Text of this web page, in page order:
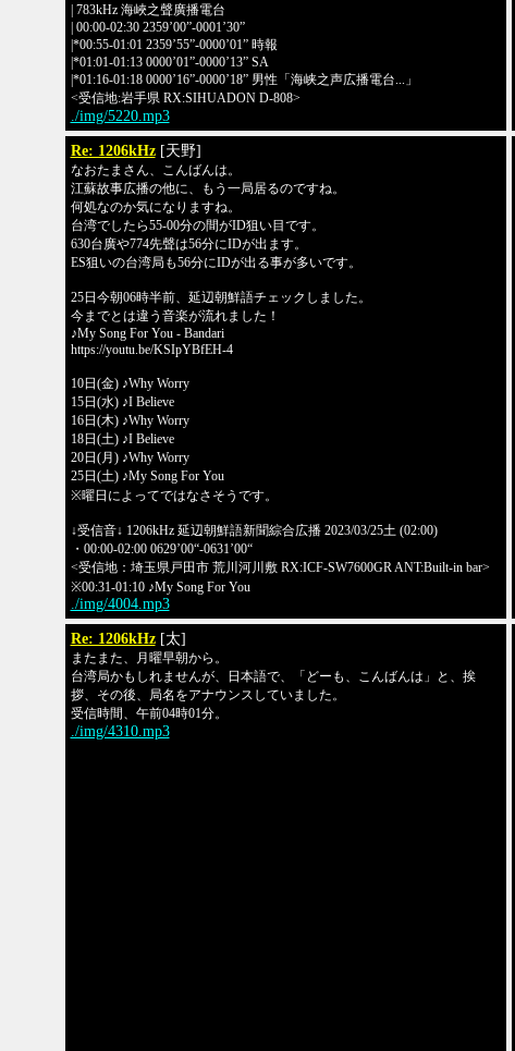
| 783kHz 海峽之聲廣播電台
| 00:00-02:30 2359’00”-0001’30”
|*00:55-01:01 2359’55”-0000’01” 時報
|*01:01-01:13 0000’01”-0000’13” SA
|*01:16-01:18 0000’16”-0000’18” 男性「海峡之声広播電台...」
<受信地:岩手県 RX:SIHUADON D-808>
./img/5220.mp3
Re: 1206kHz [天野]
なおたまさん、こんばんは。
江蘇故事広播の他に、もう一局居るのですね。
何処なのか気になりますね。
台湾でしたら55-00分の間がID狙い目です。
630台廣や774先聲は56分にIDが出ます。
ES狙いの台湾局も56分にIDが出る事が多いです。
25日今朝06時半前、延辺朝鮮語チェックしました。
今までとは違う音楽が流れました！
♪My Song For You - Bandari
https://youtu.be/KSIpYBfEH-4
10日(金) ♪Why Worry
15日(水) ♪I Believe
16日(木) ♪Why Worry
18日(土) ♪I Believe
20日(月) ♪Why Worry
25日(土) ♪My Song For You
※曜日によってではなさそうです。
↓受信音↓ 1206kHz 延辺朝鮮語新聞綜合広播 2023/03/25土 (02:00)
・00:00-02:00 0629’00“-0631’00“
<受信地：埼玉県戸田市 荒川河川敷 RX:ICF-SW7600GR ANT:Built-in bar>
※00:31-01:10 ♪My Song For You
./img/4004.mp3
Re: 1206kHz [太]
またまた、月曜早朝から。
台湾局かもしれませんが、日本語で、「どーも、こんばんは」と、挨
拶、その後、局名をアナウンスしていました。
受信時間、午前04時01分。
./img/4310.mp3